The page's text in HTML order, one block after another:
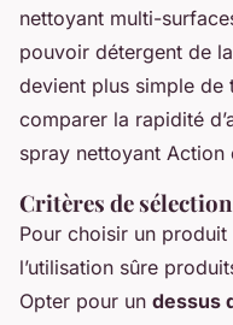
nettoyant multi-
pouvoir détergent de
devient plus simple de
comparer la rapidité
spray nettoyant Action
Critères de
Pour choisir un
l’utilisation sûre
Opter pour un dessus